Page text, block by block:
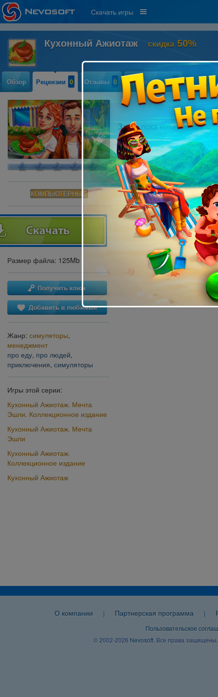
Скачать игры
Кухонный Ажиотаж скидка 50%
Обзор Рецензии 0 Отзывы 0 Прохождение 0
КОМПЬЮТЕРНЫЕ
Размер файла: 125Mb
Жанр: симуляторы,
менеджмент
про еду, про людей,
приключения, симуляторы
Игры этой серии:
Кухонный Ажиотаж. Мечта
Эшли. Коллекционное издание
Кухонный Ажиотаж. Мечта
Эшли
Кухонный Ажиотаж.
Коллекционное издание
Кухонный Ажиотаж
Здесь пока никто не писал
О компании | Партнерская программа |
Пользовательское
© 2002-2026 Nevosoft . Все права защищены